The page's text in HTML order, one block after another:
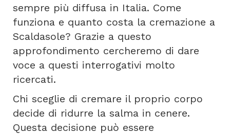
sempre più diffusa in Italia. Come
funziona e quanto costa la cremazione a
Scaldasole? Grazie a questo
approfondimento cercheremo di dare
voce a questi interrogativi molto
ricercati.
Chi sceglie di cremare il proprio corpo
decide di ridurre la salma in cenere.
Questa decisione può essere